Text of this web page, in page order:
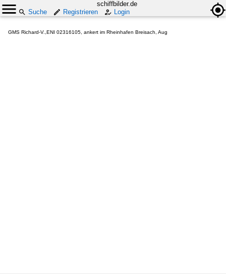
schiffbilder.de
Suche
Registrieren Login
GMS Richard-V.,ENI 02316105, ankert im Rheinhafen Breisach, Aug